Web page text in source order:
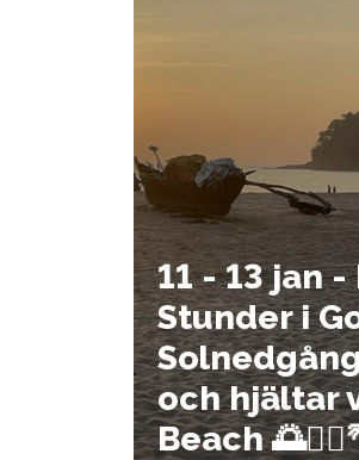
11 - 13 jan
Stunder i
och hjältar
Beach